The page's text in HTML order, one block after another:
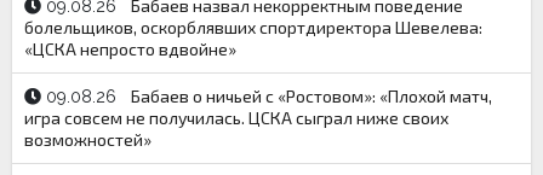
09.08.26
Бабаев назвал некорректным поведение
болельщиков, оскорблявших спортдиректора Шевелева:
«ЦСКА непросто вдвойне»
09.08.26
Бабаев о ничьей с «Ростовом»: «Плохой матч,
игра совсем не получилась. ЦСКА сыграл ниже своих
возможностей»